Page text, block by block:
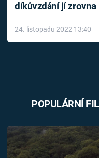
díkůvzdání jí zrovna
24. listopadu 2022 13:40
POPULÁRNÍ